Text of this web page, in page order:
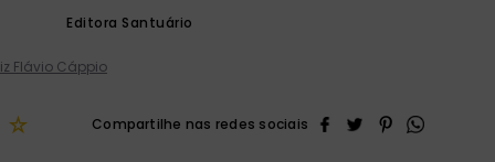
Editora Santuário
Flávio Cáppio
☆